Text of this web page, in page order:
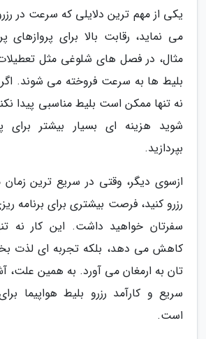
یکی از مهم ترین دلایلی که سرعت در
می نماید، رقابت بالا برای پروازهای
مثال، در فصل های شلوغی مثل تعطیلات
بلیط ها به سرعت فروخته می شوند. اگر
نه تنها ممکن است بلیط مناسبی پیدا
شوید هزینه ای بسیار بیشتر برای
بپردازید.
ازسوی دیگر، وقتی در سریع ترین
رزرو کنید، فرصت بیشتری برای برنامه
سفرتان خواهید داشت. این کار نه
کاهش می دهد، بلکه تجربه ای لذت
تان به ارمغان می آورد. به همین علت،
سریع و کارآمد رزرو بلیط هواپیما
است.